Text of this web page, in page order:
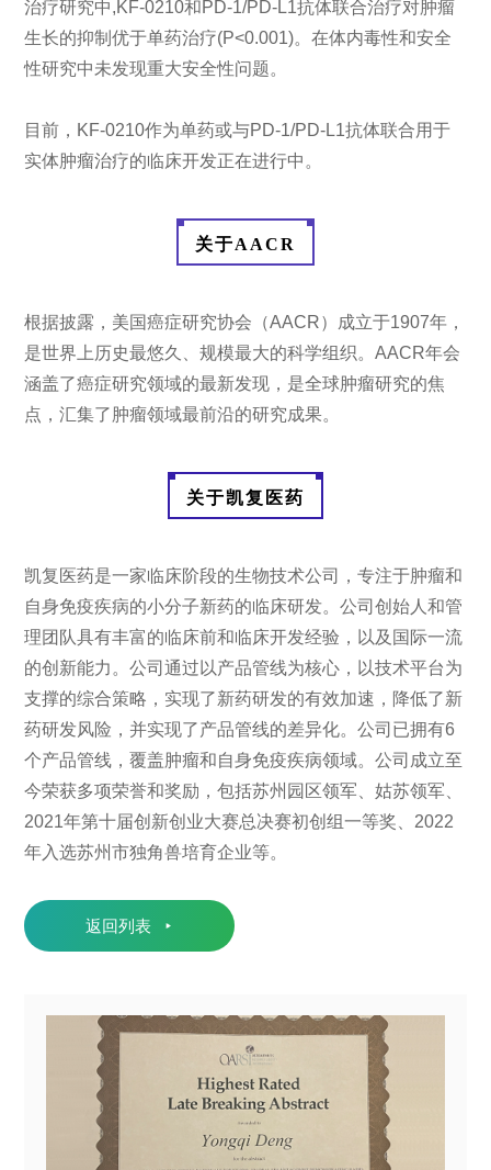
治疗研究中,KF-0210和PD-1/PD-L1抗体联合治疗对肿瘤
生长的抑制优于单药治疗(P<0.001)。在体内毒性和安全
性研究中未发现重大安全性问题。
目前，KF-0210作为单药或与PD-1/PD-L1抗体联合用于
实体肿瘤治疗的临床开发正在进行中。
关于AACR
根据披露，美国癌症研究协会（AACR）成立于1907年，
是世界上历史最悠久、规模最大的科学组织。AACR年会
涵盖了癌症研究领域的最新发现，是全球肿瘤研究的焦
点，汇集了肿瘤领域最前沿的研究成果。
关于凯复医药
凯复医药是一家临床阶段的生物技术公司，专注于肿瘤和
自身免疫疾病的小分子新药的临床研发。公司创始人和管
理团队具有丰富的临床前和临床开发经验，以及国际一流
的创新能力。公司通过以产品管线为核心，以技术平台为
支撑的综合策略，实现了新药研发的有效加速，降低了新
药研发风险，并实现了产品管线的差异化。公司已拥有6
个产品管线，覆盖肿瘤和自身免疫疾病领域。公司成立至
今荣获多项荣誉和奖励，包括苏州园区领军、姑苏领军、
2021年第十届创新创业大赛总决赛初创组一等奖、2022
年入选苏州市独角兽培育企业等。
返回列表